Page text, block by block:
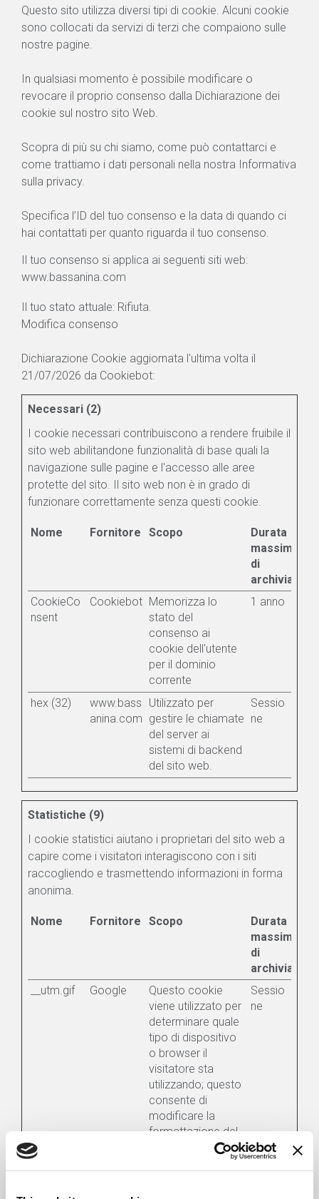
Questo sito utilizza diversi tipi di cookie. Alcuni cookie
sono collocati da servizi di terzi che compaiono sulle
nostre pagine.
In qualsiasi momento è possibile modificare o
revocare il proprio consenso dalla Dichiarazione dei
cookie sul nostro sito Web.
Scopra di più su chi siamo, come può contattarci e
come trattiamo i dati personali nella nostra Informativa
sulla privacy.
Specifica l’ID del tuo consenso e la data di quando ci
hai contattati per quanto riguarda il tuo consenso.
Il tuo consenso si applica ai seguenti siti web:
www.bassanina.com
Il tuo stato attuale: Rifiuta.
Modifica consenso
Dichiarazione Cookie aggiornata l'ultima volta il
21/07/2026 da Cookiebot:
Necessari (2)
I cookie necessari contribuiscono a rendere fruibile il
sito web abilitandone funzionalità di base quali la
navigazione sulle pagine e l'accesso alle aree
protette del sito. Il sito web non è in grado di
funzionare correttamente senza questi cookie.
Nome Fornitore Scopo
Durata
massima
di
CookieCo
nsent
Cookiebot Memorizza lo
stato del
consenso ai
cookie dell'utente
per il dominio
corrente
1 anno
hex (32)
www.bass
anina.com
Utilizzato per
gestire le chiamate
del server ai
sistemi di backend
del sito web.
Sessio
ne
Statistiche (9)
I cookie statistici aiutano i proprietari del sito web a
capire come i visitatori interagiscono con i siti
raccogliendo e trasmettendo informazioni in forma
anonima.
Nome Fornitore Scopo
Durata
massima
di
__utm.gif
Google
Questo cookie
viene utilizzato per
determinare quale
tipo di dispositivo
o browser il
visitatore sta
utilizzando; questo
consente di
modificare la
formattazione del
Sessio
ne